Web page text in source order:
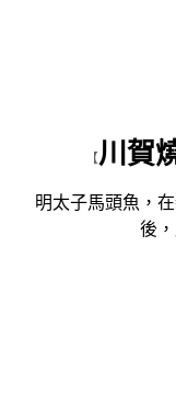
【川賀
明太子馬頭魚，
後